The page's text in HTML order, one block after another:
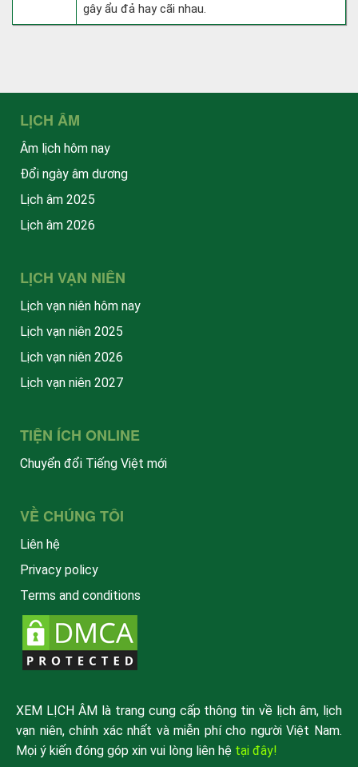
gây ẩu đả hay cãi nhau.
LỊCH ÂM
Âm lịch hôm nay
Đổi ngày âm dương
Lịch âm 2025
Lịch âm 2026
LỊCH VẠN NIÊN
Lịch vạn niên hôm nay
Lịch vạn niên 2025
Lịch vạn niên 2026
Lịch vạn niên 2027
TIỆN ÍCH ONLINE
Chuyển đổi Tiếng Việt mới
VỀ CHÚNG TÔI
Liên hệ
Privacy policy
Terms and conditions
XEM LỊCH ÂM là trang cung cấp thông tin về lịch âm, lịch
vạn niên, chính xác nhất và miễn phí cho người Việt Nam.
Mọi ý kiến đóng góp xin vui lòng liên hệ tại đây!